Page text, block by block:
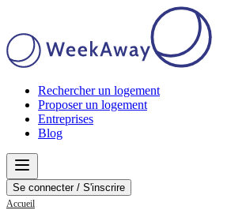
Rechercher un logement
Proposer un logement
Entreprises
Blog
Se connecter / S'inscrire
Accueil